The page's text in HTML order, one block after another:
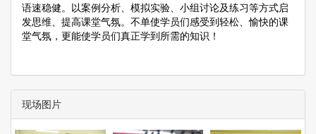
语速稳健。以案例分析、模拟实验、小组讨论及练习等方式启
发思维、提高课堂气氛。不单使学员们感受到轻松、愉快的课
堂气氛，更能使学员们真正学到所需的知识！
现场图片